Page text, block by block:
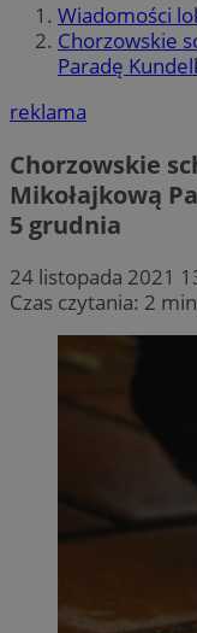
Wiadomości
Chorzowskie
Paradę
reklama
Chorzowskie
Mikołajkową
5 grudnia
24 listopada 2021
Czas czytania: 2